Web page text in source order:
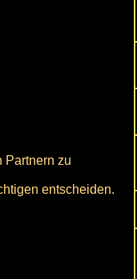
Partnern zu
entscheiden.